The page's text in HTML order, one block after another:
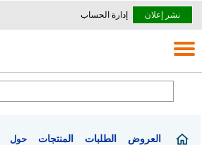
نشر إعلان إدارة الحساب
العروض الطلبات المنتجات حول